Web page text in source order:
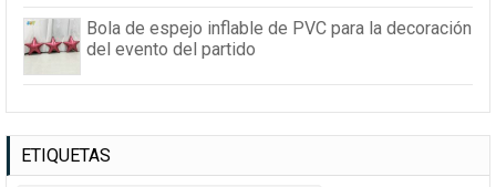
Bola de espejo inflable de PVC para la decoración
del evento del partido
ETIQUETAS